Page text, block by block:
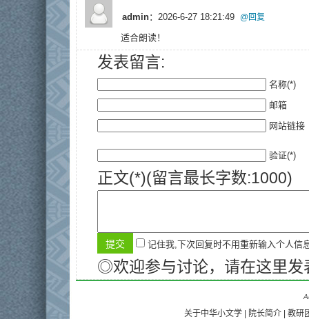
admin：2026-6-27 18:21:49 @回复
适合朗读！
发表留言:
名称(*)
邮箱
网站链接
验证(*)
正文(*)(留言最长字数:1000)
记住我,下次回复时不用重新输入个人信
◎欢迎参与讨论，请在这里发
关于中华小文学 院长简介
教研